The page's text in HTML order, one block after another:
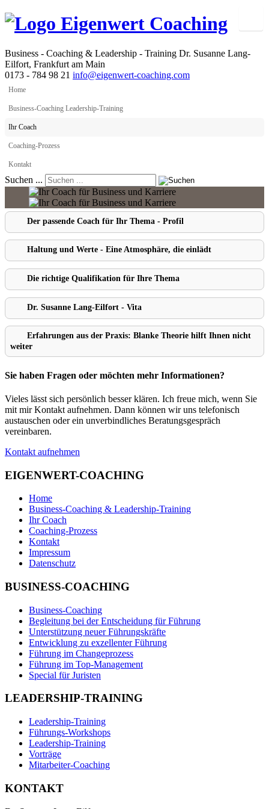
Business - Coaching & Leadership - Training Dr. Susanne Lang-
Eilfort, Frankfurt am Main
0173 - 784 98 21 info@eigenwert-coaching.com
Home
Business-Coaching Leadership-Training
Ihr Coach
Coaching-Prozess
Kontakt
Suchen ...
Der passende Coach für Ihr Thema - Profil
Haltung und Werte - Eine Atmosphäre, die einlädt
Die richtige Qualifikation für Ihre Thema
Dr. Susanne Lang-Eilfort - Vita
Erfahrungen aus der Praxis: Blanke Theorie hilft Ihnen nicht
weiter
Sie haben Fragen oder möchten mehr Informationen?
Vieles lässt sich persönlich besser klären. Ich freue mich, wenn Sie
mit mir Kontakt aufnehmen. Dann können wir uns telefonisch
austauschen oder ein unverbindliches Beratungsgespräch
vereinbaren.
Kontakt aufnehmen
EIGENWERT-COACHING
Home
Business-Coaching & Leadership-Training
Ihr Coach
Coaching-Prozess
Kontakt
Impressum
Datenschutz
BUSINESS-COACHING
Business-Coaching
Begleitung bei der Entscheidung für Führung
Unterstützung neuer Führungskräfte
Entwicklung zu exzellenter Führung
Führung im Changeprozess
Führung im Top-Management
Special für Juristen
LEADERSHIP-TRAINING
Leadership-Training
Führungs-Workshops
Leadership-Training
Vorträge
Mitarbeiter-Coaching
KONTAKT